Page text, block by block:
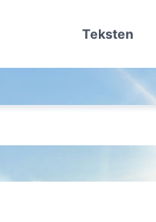
Teksten